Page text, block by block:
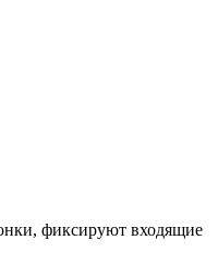
фиксируют входящие